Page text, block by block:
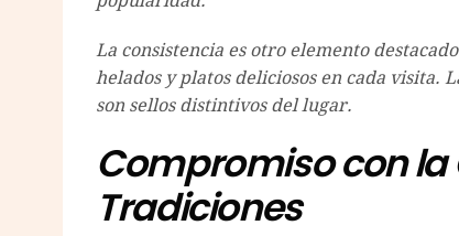
La consistencia es otro elemento
helados y platos deliciosos en cada visita.
son sellos distintivos del lugar.
Compromiso con
Tradiciones